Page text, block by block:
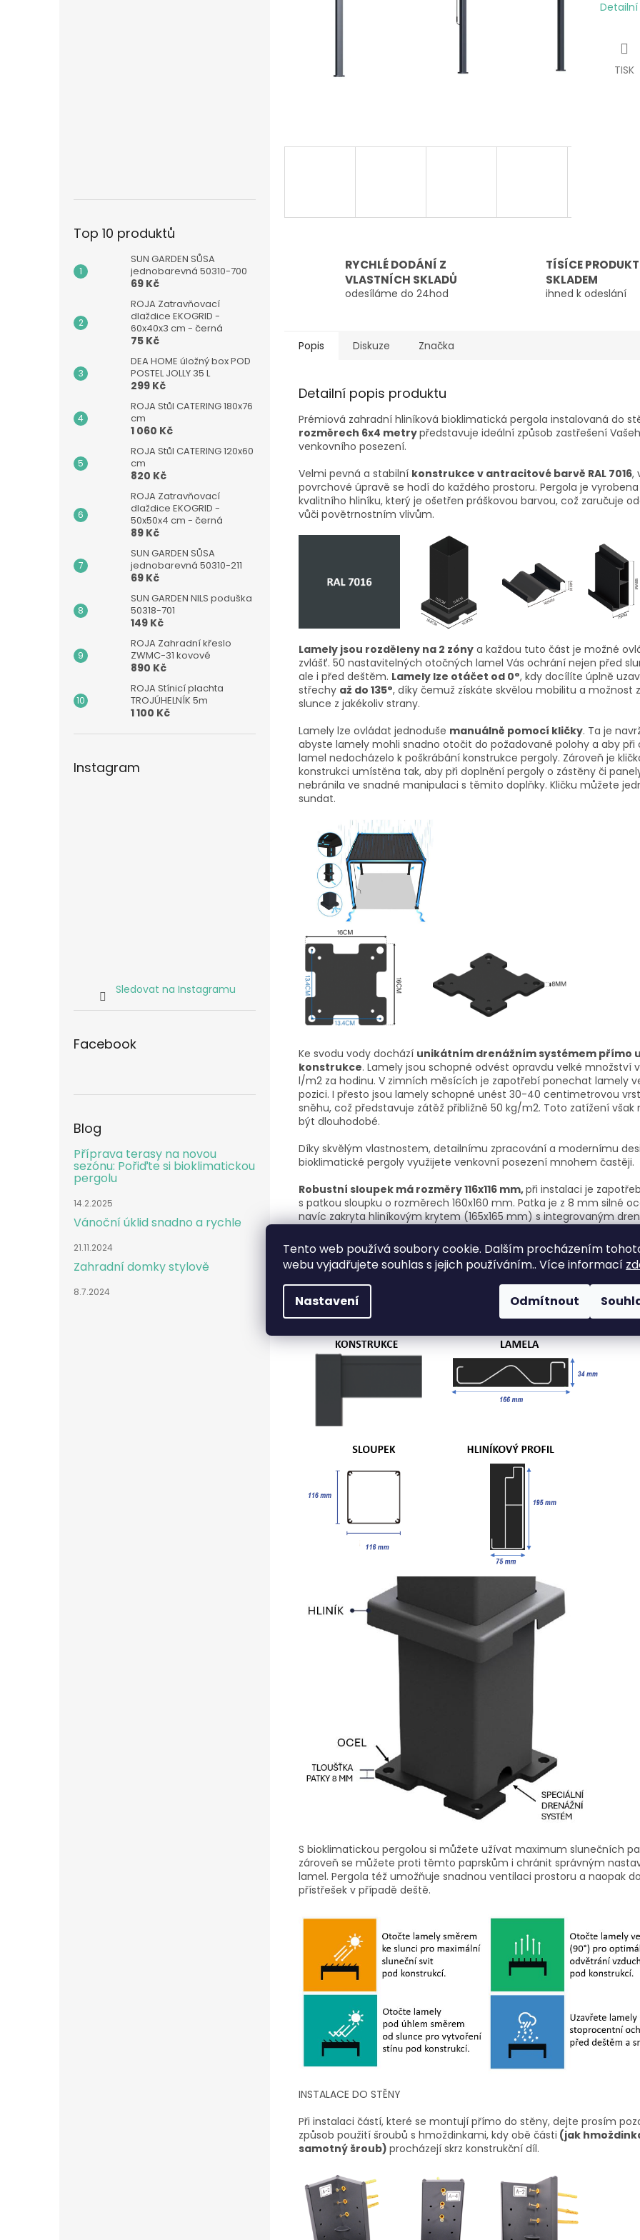
Tento web používá soubory cookie. Dalším procházením
webu vyjadřujete souhlas s jejich používáním.. Více informací
Nastavení Odmítnout
Top 10 produktů
SUN GARDEN SŮSA
jednobarevná 50310-700
69 Kč
ROJA Zatravňovací
dlaždice EKOGRID -
60x40x3 cm - černá
75 Kč
DEA HOME úložný box POD
POSTEL JOLLY 35 L
299 Kč
ROJA Stůl CATERING 180x76
cm
1 060 Kč
ROJA Stůl CATERING 120x60
cm
820 Kč
ROJA Zatravňovací
dlaždice EKOGRID -
50x50x4 cm - černá
89 Kč
SUN GARDEN SŮSA
jednobarevná 50310-211
69 Kč
SUN GARDEN NILS poduška
50318-701
149 Kč
ROJA Zahradní křeslo
ZWMC-31 kovové
890 Kč
ROJA Stínicí plachta
TROJÚHELNÍK 5m
1 100 Kč
Instagram
Sledovat na Instagramu
Facebook
Blog
Příprava terasy na novou
sezónu: Pořiďte si bioklimatickou
pergolu
14.2.2025
Vánoční úklid snadno a rychle
21.11.2024
Zahradní domky stylově
8.7.2024
TISK
RYCHLÉ DODÁNÍ Z
VLASTNÍCH SKLADŮ
odesíláme do 24hod
TÍSÍCE
SKLADEM
ihned k odeslání
Popis Diskuze Značka
Detailní popis produktu
Prémiová zahradní hliníková bioklimatická pergola instalovaná do
rozměrech 6x4 metrypředstavuje ideální způsob zastřešení
venkovního posezení.
Velmi pevná a stabilní konstrukce v antracitové barvě RAL 7016,
povrchové úpravě se hodí do každého prostoru. Pergola je
kvalitního hliníku, který je ošetřen práškovou barvou, což zaručuje
vůči povětrnostním vlivům.
Lamely jsou rozděleny na 2 zóny a každou tuto část je možné
zvlášť. 50 nastavitelných otočných lamel Vás ochrání nejen před
ale i před deštěm. Lamely lze otáčet od 0°, kdy docílíte úplně
střechy až do 135°, díky čemuž získáte skvělou mobilitu a možnost
slunce z jakékoliv strany.
Lamely lze ovládat jednoduše manuálně pomocí kličky. Ta je
abyste lamely mohli snadno otočit do požadované polohy a aby při
lamel nedocházelo k poškrábání konstrukce pergoly. Zároveň je
konstrukci umístěna tak, aby při doplnění pergoly o zástěny či
nebránila ve snadné manipulaci s těmito doplňky. Kličku můžete
sundat.
Ke svodu vody dochází unikátním drenážním systémem přímo
konstrukce. Lamely jsou schopné odvést opravdu velké množství
l/m2 za hodinu. V zimních měsících je zapotřebí ponechat lamely
pozici. I přesto jsou lamely schopné unést 30-40 centimetrovou
sněhu, což představuje zátěž přibližně 50 kg/m2. Toto zatížení však
být dlouhodobé.
Díky skvělým vlastnostem, detailnímu zpracování a modernímu
bioklimatické pergoly využijete venkovní posezení mnohem častěji.
Robustní sloupek má rozměry 116x116 mm,při instalaci je
s patkou sloupku o rozměrech 160x160 mm. Patka je z 8 mm silné
navíc zakryta hliníkovým krytem (165x165 mm) s integrovaným
tak, že z bočního pohledu nejsou viditelné a jsou v jedné linii s
Součástí jepevný středový nosník,do kterého se nemusíte bát
například osvětlení.
S bioklimatickou pergolou si můžete užívat maximum slunečních
zároveň se můžete proti těmto paprskům i chránit správným
lamel. Pergola též umožňuje snadnou ventilaci prostoru a naopak
přístřešek v případě deště.
INSTALACE DO STĚNY
Při instalaci částí, které se montují přímo do stěny, dejte prosím
způsob použití šroubů s hmoždinkami, kdy obě části (jak
samotný šroub) procházejí skrz konstrukční díl.